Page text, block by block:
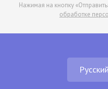
Нажимая на кнопку
обработке